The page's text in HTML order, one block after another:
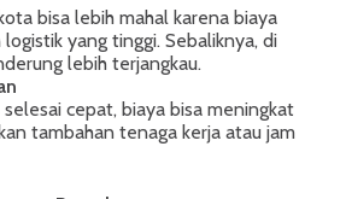
bisa lebih mahal karena biaya
yang tinggi. Sebaliknya, di
lebih terjangkau.
selesai cepat, biaya bisa meningkat
tambahan tenaga kerja atau jam